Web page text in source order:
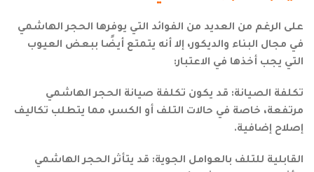
على الرغم من العديد من الفوائد التي يوفرها الحجر الهاشمي
في مجال البناء والديكور، إلا أنه يتمتع أيضًا ببعض العيوب
التي يجب أخذها في الاعتبار:
تكلفة الصيانة: قد يكون تكلفة صيانة الحجر الهاشمي
مرتفعة، خاصة في حالات التلف أو الكسر، مما يتطلب تكاليف
إصلاح إضافية.
القابلية للتلف بالعوامل الجوية: قد يتأثر الحجر الهاشمي